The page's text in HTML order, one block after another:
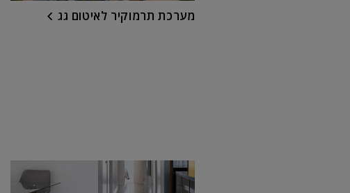
מערכת תרמוקיר לאיטום גג